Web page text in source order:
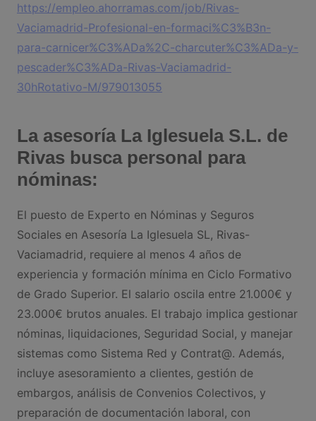
https://empleo.ahorramas.com/job/Rivas-
Vaciamadrid-Profesional-en-formaci%C3%B3n-
para-carnicer%C3%ADa%2C-charcuter%C3%ADa-y-
pescader%C3%ADa-Rivas-Vaciamadrid-
30hRotativo-M/979013055
La asesoría La Iglesuela S.L. de
Rivas busca personal para
nóminas:
El puesto de Experto en Nóminas y Seguros
Sociales en Asesoría La Iglesuela SL, Rivas-
Vaciamadrid, requiere al menos 4 años de
experiencia y formación mínima en Ciclo Formativo
de Grado Superior. El salario oscila entre 21.000€ y
23.000€ brutos anuales. El trabajo implica gestionar
nóminas, liquidaciones, Seguridad Social, y manejar
sistemas como Sistema Red y Contrat@. Además,
incluye asesoramiento a clientes, gestión de
embargos, análisis de Convenios Colectivos, y
preparación de documentación laboral, con